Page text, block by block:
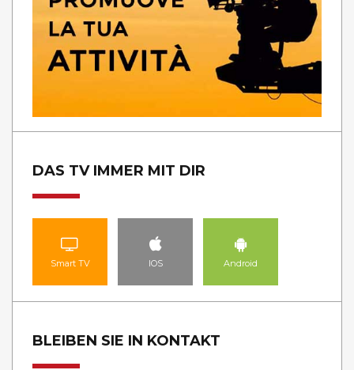
DAS TV IMMER MIT DIR
Smart TV IOS Android
BLEIBEN SIE IN KONTAKT